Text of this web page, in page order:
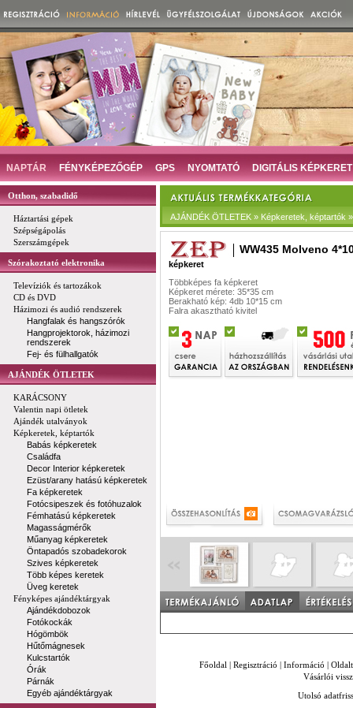
NAPTÁR FÉNYKÉPEZŐGÉP GPS NYOMTATÓ DIGITÁLIS KÉPKERET
Otthon, szabadidő
Háztartási gépek
Szépségápolás
Szerszámgépek
Szórakoztató elektronika
Televíziók és tartozákok
CD és DVD
Házimozi és audió rendszerek
Hangfalak és hangszórók
Hangprojektorok, házimozi
rendszerek
Fej- és fülhallgatók
AJÁNDÉK ÖTLETEK
KARÁCSONY
Valentin napi ötletek
Ajándék utalványok
Képkeretek, képtartók
Babás képkeretek
Családfa
Decor Interior képkeretek
Ezüst/arany hatású képkeretek
Fa képkeretek
Fotócsipeszek és fotóhuzalok
Fémhatású képkeretek
Magasságmérők
Műanyag képkeretek
Öntapadós szobadekorok
Szives képkeretek
Több képes keretek
Üveg keretek
Fényképes ajándéktárgyak
Ajándékdobozok
Fotókockák
Hógömbök
Hűtőmágnesek
Kulcstartók
Órák
Párnák
Egyéb ajándéktárgyak
AJÁNDÉK ÖTLETEK » Képkeretek, képtartók
WW435 Molveno
képkeret
Többképes fa képkeret
Képkeret mérete: 35*35 cm
Berakható kép: 4db 10*15 cm
Falra akasztható kivitel
Főoldal | Regisztráció | Információ |
Vásárlói
Utolsó